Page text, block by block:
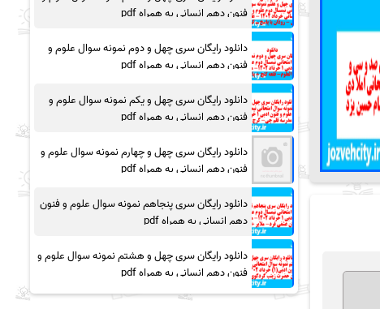
فنون دهم انسانی به همراه pdf
دانلود رایگان سری چهل و دوم نمونه سوال علوم و
فنون دهم انسانی به همراه pdf
دانلود رایگان سری چهل و یکم نمونه سوال علوم و
فنون دهم انسانی به همراه pdf
دانلود رایگان سری چهل و چهارم نمونه سوال علوم و
فنون دهم انسانی به همراه pdf
دانلود رایگان سری پنجاهم نمونه سوال علوم و فنون
دهم انسانی به همراه pdf
دانلود رایگان سری چهل و هشتم نمونه سوال علوم و
فنون دهم انسانی به همراه pdf